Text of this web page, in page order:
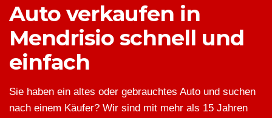
Auto verkaufen in
Mendrisio schnell und
einfach
Sie haben ein altes oder gebrauchtes Auto und suchen
nach einem Käufer? Wir sind mit mehr als 15 Jahren